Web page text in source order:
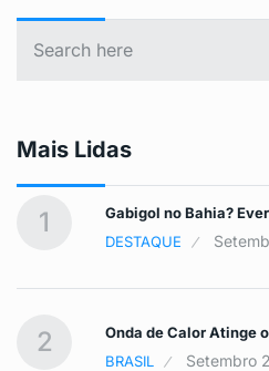
Mais Lidas
1
Gabigol no Bahia?
DESTAQUE
2
Onda de Calor Atinge
BRASIL
Setembro